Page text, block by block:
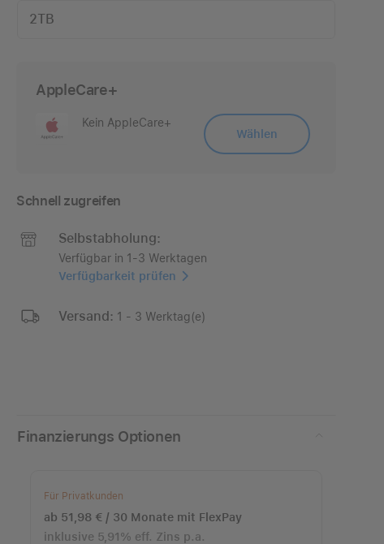
2TB
AppleCare+
Kein AppleCare+
Wählen
Schnell zugreifen
Selbstabholung:
Verfügbar in 1-3 Werktagen
Verfügbarkeit prüfen
Versand: 1 - 3 Werktag(e)
Finanzierungs Optionen
Für Privatkunden
ab 51,98 € / 30 Monate mit FlexPay
inklusive 5,91% eff. Zins p.a.